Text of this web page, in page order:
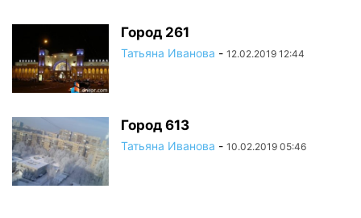
Город 261
Татьяна Иванова - 12.02.2019 12:44
Город 613
Татьяна Иванова - 10.02.2019 05:46